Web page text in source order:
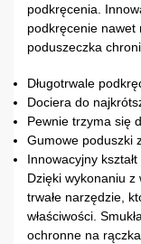
podkręcenia.
podkręcenie nawet
poduszeczka
Długotrwale
Dociera do
Pewnie trzyma się
Gumowe poduszki
Innowacyjny
Dzięki wykonaniu z
trwałe narzędzie,
właściwości.
ochronne na